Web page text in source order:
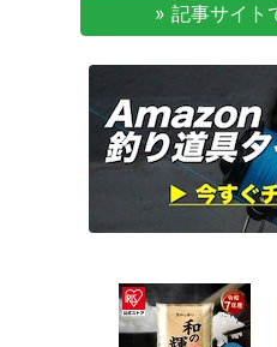
» 記事サイト